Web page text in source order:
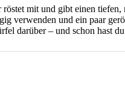
mit und gibt einen tiefen,
verwenden und ein paar
darüber – und schon hast